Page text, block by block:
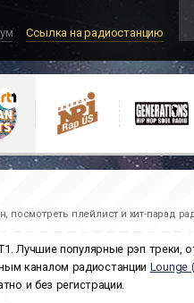
Ссылка на радиостанцию
посмотреть плейлист и хит-парад
Лучшие популярные рэп треки,
каналом радиостанции Lounge
и без регистрации.